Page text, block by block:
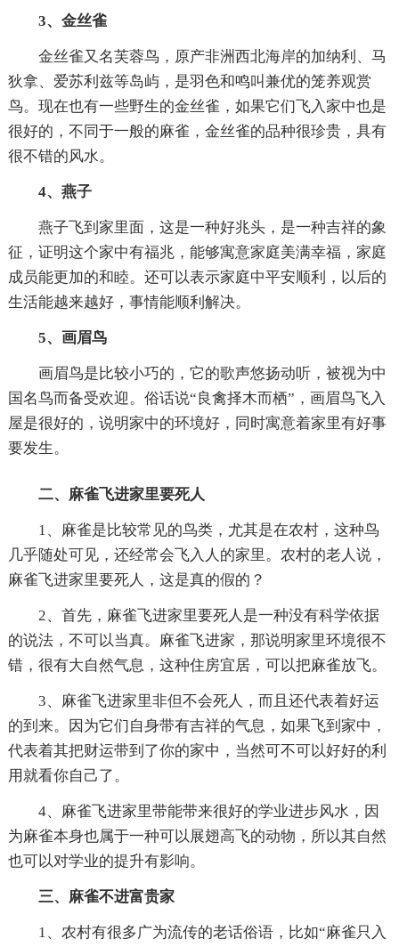
3、金丝雀
金丝雀又名芙蓉鸟，原产非洲西北海岸的加纳利、马
狄拿、爱苏利兹等岛屿，是羽色和鸣叫兼优的笼养观赏
鸟。现在也有一些野生的金丝雀，如果它们飞入家中也是
很好的，不同于一般的麻雀，金丝雀的品种很珍贵，具有
很不错的风水。
4、燕子
燕子飞到家里面，这是一种好兆头，是一种吉祥的象
征，证明这个家中有福兆，能够寓意家庭美满幸福，家庭
成员能更加的和睦。还可以表示家庭中平安顺利，以后的
生活能越来越好，事情能顺利解决。
5、画眉鸟
画眉鸟是比较小巧的，它的歌声悠扬动听，被视为中
国名鸟而备受欢迎。俗话说“良禽择木而栖”，画眉鸟飞入
屋是很好的，说明家中的环境好，同时寓意着家里有好事
要发生。
二、麻雀飞进家里要死人
1、麻雀是比较常见的鸟类，尤其是在农村，这种鸟
几乎随处可见，还经常会飞入人的家里。农村的老人说，
麻雀飞进家里要死人，这是真的假的？
2、首先，麻雀飞进家里要死人是一种没有科学依据
的说法，不可以当真。麻雀飞进家，那说明家里环境很不
错，很有大自然气息，这种住房宜居，可以把麻雀放飞。
3、麻雀飞进家里非但不会死人，而且还代表着好运
的到来。因为它们自身带有吉祥的气息，如果飞到家中，
代表着其把财运带到了你的家中，当然可不可以好好的利
用就看你自己了。
4、麻雀飞进家里带能带来很好的学业进步风水，因
为麻雀本身也属于一种可以展翅高飞的动物，所以其自然
也可以对学业的提升有影响。
三、麻雀不进富贵家
1、农村有很多广为流传的老话俗语，比如“麻雀只入